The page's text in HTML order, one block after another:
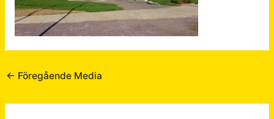
← Föregående Media